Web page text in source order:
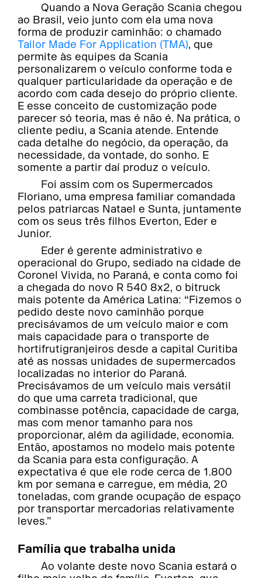
Quando a Nova Geração Scania chegou
ao Brasil, veio junto com ela uma nova
forma de produzir caminhão: o chamado
Tailor Made For Application (TMA), que
permite às equipes da Scania
personalizarem o veículo conforme toda e
qualquer particularidade da operação e de
acordo com cada desejo do próprio cliente.
E esse conceito de customização pode
parecer só teoria, mas é não é. Na prática, o
cliente pediu, a Scania atende. Entende
cada detalhe do negócio, da operação, da
necessidade, da vontade, do sonho. E
somente a partir daí produz o veículo.
Foi assim com os Supermercados
Floriano, uma empresa familiar comandada
pelos patriarcas Natael e Sunta, juntamente
com os seus três filhos Everton, Eder e
Junior.
Eder é gerente administrativo e
operacional do Grupo, sediado na cidade de
Coronel Vivida, no Paraná, e conta como foi
a chegada do novo R 540 8x2, o bitruck
mais potente da América Latina: “Fizemos o
pedido deste novo caminhão porque
precisávamos de um veículo maior e com
mais capacidade para o transporte de
hortifrutigranjeiros desde a capital Curitiba
até as nossas unidades de supermercados
localizadas no interior do Paraná.
Precisávamos de um veículo mais versátil
do que uma carreta tradicional, que
combinasse potência, capacidade de carga,
mas com menor tamanho para nos
proporcionar, além da agilidade, economia.
Então, apostamos no modelo mais potente
da Scania para esta configuração. A
expectativa é que ele rode cerca de 1.800
km por semana e carregue, em média, 20
toneladas, com grande ocupação de espaço
por transportar mercadorias relativamente
leves.”
Família que trabalha unida
Ao volante deste novo Scania estará o